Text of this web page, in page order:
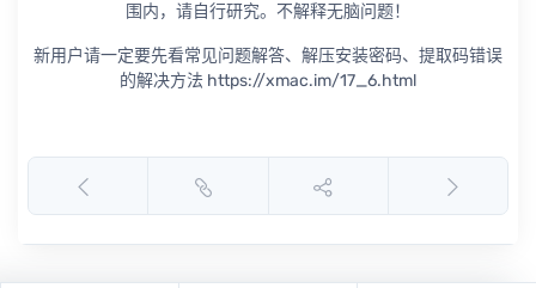
围内，请自行研究。不解释无脑问题！
新用户请一定要先看常见问题解答、解压安装密码、提取码错误
的解决方法 https://xmac.im/17_6.html